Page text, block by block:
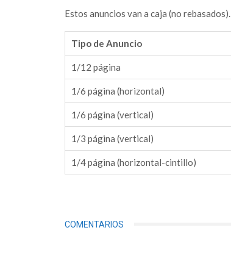
Estos anuncios van a caja (no rebasados).
Tipo de Anuncio
1/12 página
1/6 página (horizontal)
1/6 página (vertical)
1/3 página (vertical)
1/4 página (horizontal-cintillo)
COMENTARIOS